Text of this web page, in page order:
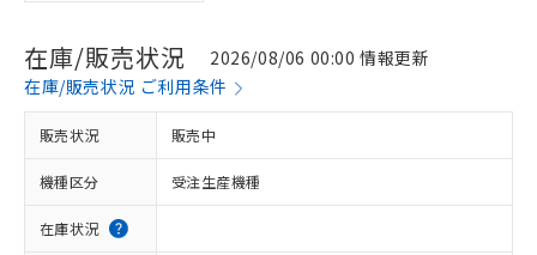
在庫/販売状況
2026/08/06 00:00 情報更新
在庫/販売状況 ご利用条件
販売状況 販売中
機種区分 受注生産機種
在庫状況